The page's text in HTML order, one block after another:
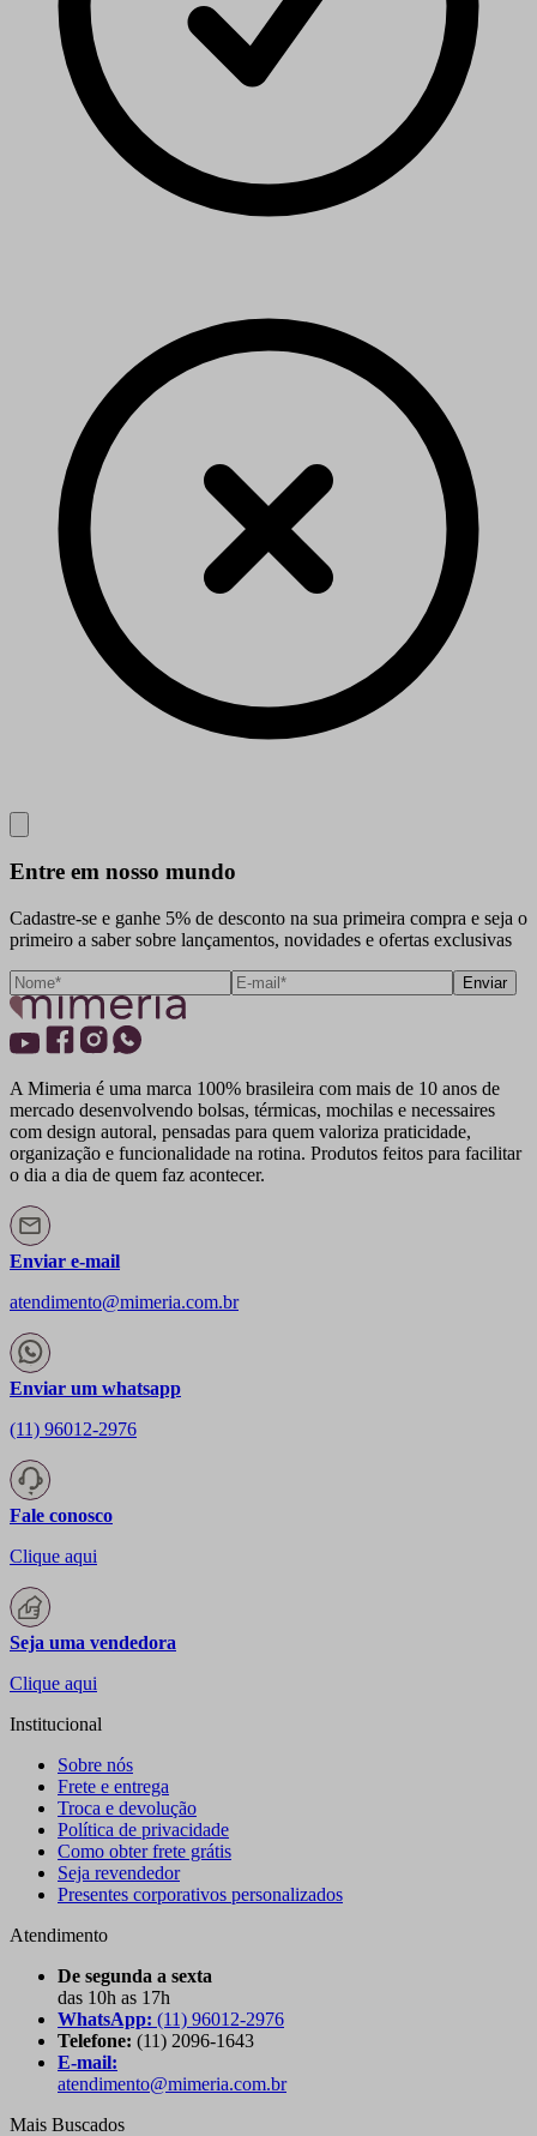
Entre em nosso mundo
Cadastre-se e ganhe 5% de desconto na sua primeira compra e seja o
primeiro a saber sobre lançamentos, novidades e ofertas exclusivas
Enviar
A Mimeria é uma marca 100% brasileira com mais de 10 anos de
mercado desenvolvendo bolsas, térmicas, mochilas e necessaires
com design autoral, pensadas para quem valoriza praticidade,
organização e funcionalidade na rotina. Produtos feitos para facilitar
o dia a dia de quem faz acontecer.
Enviar e-mail
atendimento@mimeria.com.br
Enviar um whatsapp
(11) 96012-2976
Fale conosco
Clique aqui
Seja uma vendedora
Clique aqui
Institucional
Sobre nós
Frete e entrega
Troca e devolução
Política de privacidade
Como obter frete grátis
Seja revendedor
Presentes corporativos personalizados
Atendimento
De segunda a sexta
das 10h as 17h
WhatsApp: (11) 96012-2976
Telefone: (11) 2096-1643
E-mail:
atendimento@mimeria.com.br
Mais Buscados